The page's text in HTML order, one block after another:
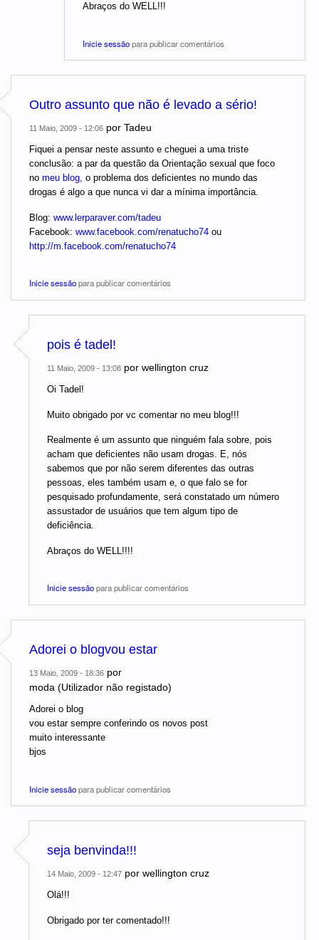
Abraços do WELL!!!
Inicie sessãopara publicar comentários
Outro assunto que não é levado a sério!
11 Maio, 2009 - 12:06 por Tadeu
Fiquei a pensar neste assunto e cheguei a uma triste
conclusão: a par da questão da Orientação sexual que foco
no meu blog, o problema dos deficientes no mundo das
drogas é algo a que nunca vi dar a mínima importância.
Blog: www.lerparaver.com/tadeu
Facebook: www.facebook.com/renatucho74 ou
http://m.facebook.com/renatucho74
Inicie sessãopara publicar comentários
pois é tadel!
11 Maio, 2009 - 13:08 por wellington cruz
Oi Tadel!
Muito obrigado por vc comentar no meu blog!!!
Realmente é um assunto que ninguém fala sobre, pois
acham que deficientes não usam drogas. E, nós
sabemos que por não serem diferentes das outras
pessoas, eles também usam e, o que falo se for
pesquisado profundamente, será constatado um número
assustador de usuários que tem algum tipo de
deficiência.
Abraços do WELL!!!!
Inicie sessãopara publicar comentários
Adorei o blogvou estar
13 Maio, 2009 - 18:36 por
moda (Utilizador não registado)
Adorei o blog
vou estar sempre conferindo os novos post
muito interessante
bjos
Inicie sessãopara publicar comentários
seja benvinda!!!
14 Maio, 2009 - 12:47 por wellington cruz
Olá!!!
Obrigado por ter comentado!!!